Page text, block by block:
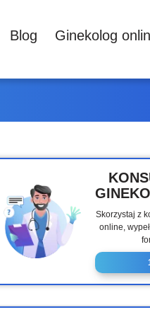
Blog Ginekolog
Skorzystaj z
online,